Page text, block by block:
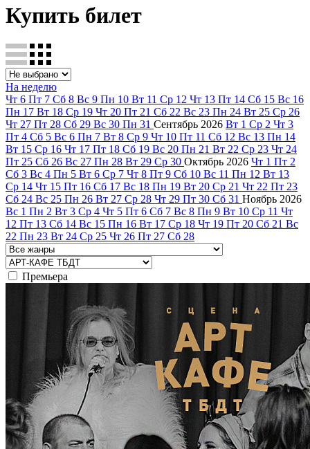
Купить билет
На неделю
Чт 6 Пт 7 Сб 8 Вс 9 Пн 10 Вт 11 Ср 12 Чт 13 Пт 14 Сб 15 Вс 16
Пн 17 Вт 18 Ср 19 Чт 20 Пт 21 Сб 22 Вс 23 Пн 24 Вт 25 Ср 26
Чт 27 Пт 28 Сб 29 Вс 30 Пн 31 Сентябрь 2026 Вт 1 Ср 2 Чт 3
Пт 4 Сб 5 Вс 6 Пн 7 Вт 8 Ср 9 Чт 10 Пт 11 Сб 12 Вс 13 Пн 14
Вт 15 Ср 16 Чт 17 Пт 18 Сб 19 Вс 20 Пн 21 Вт 22 Ср 23 Чт 24
Пт 25 Сб 26 Вс 27 Пн 28 Вт 29 Ср 30 Октябрь 2026 Чт 1 Пт 2
Сб 3 Вс 4 Пн 5 Вт 6 Ср 7 Чт 8 Пт 9 Сб 10 Вс 11 Пн 12 Вт 13
Ср 14 Чт 15 Пт 16 Сб 17 Вс 18 Пн 19 Вт 20 Ср 21 Чт 22 Пт 23
Сб 24 Вс 25 Пн 26 Вт 27 Ср 28 Чт 29 Пт 30 Сб 31 Ноябрь 2026
Вс 1 Пн 2 Вт 3 Ср 4 Чт 5 Пт 6 Сб 7 Вс 8 Пн 9 Вт 10 Ср 11 Чт
12 Пт 13 Сб 14 Вс 15 Пн 16 Вт 17 Ср 18 Чт 19 Пт 20 Сб 21 Вс
22 Пн 23 Вт 24 Ср 25 Чт 26 Пт 27 Сб 28
Премьера